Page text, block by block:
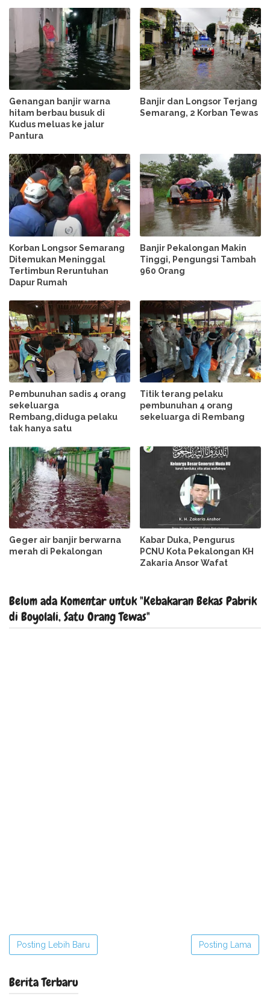
Genangan banjir warna
hitam berbau busuk di
Kudus meluas ke jalur
Pantura
Banjir dan Longsor Terjang
Semarang, 2 Korban Tewas
Korban Longsor Semarang
Ditemukan Meninggal
Tertimbun Reruntuhan
Dapur Rumah
Banjir Pekalongan Makin
Tinggi, Pengungsi Tambah
960 Orang
Pembunuhan sadis 4 orang
sekeluarga
Rembang,diduga pelaku
tak hanya satu
Titik terang pelaku
pembunuhan 4 orang
sekeluarga di Rembang
Geger air banjir berwarna
merah di Pekalongan
Kabar Duka, Pengurus
PCNU Kota Pekalongan KH
Zakaria Ansor Wafat
Belum ada Komentar untuk "Kebakaran Bekas Pabrik
di Boyolali, Satu Orang Tewas"
Posting Lebih Baru Posting Lama
Berita Terbaru